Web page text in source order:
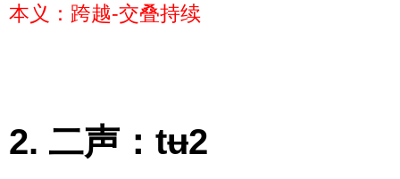
本义：跨越-交叠持续
二声：tʉ2